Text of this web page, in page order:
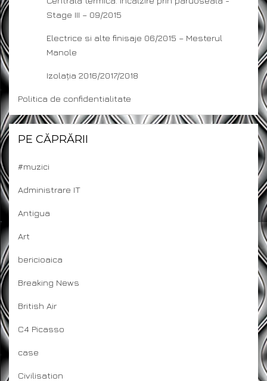
Stage III – 09/2015
Electrice si alte finisaje 06/2015 – Mesterul
Manole
Izolația 2016/2017/2018
Politica de confidentialitate
PE CĂPRĂRII
#muzici
Administrare IT
Antigua
Art
bericioaica
Breaking News
British Air
C4 Picasso
case
Civilisation